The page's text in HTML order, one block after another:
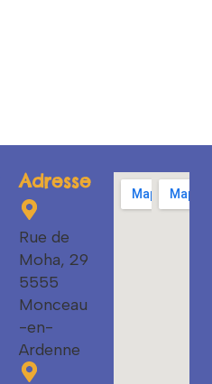
Adresse
Rue de
Moha, 29
5555
Monceau
-en-
Ardenne